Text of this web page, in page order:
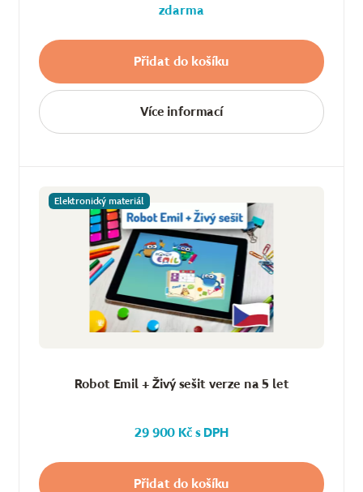
zdarma
Přidat do košíku
Více informací
Elektronický materiál
Robot Emil + Živý sešit verze na 5 let
29 900 Kč s DPH
Přidat do košíku